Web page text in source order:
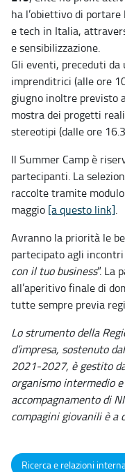
ha l’obiettivo di
e tech in Italia,
e sensibilizzazione.
Gli eventi, preceduti
imprenditrici (alle ore
giugno inoltre previsto
mostra dei progetti
stereotipi (dalle ore
Il Summer Camp è
partecipanti. La
raccolte tramite
maggio [a questo link].
Avranno la priorità le
partecipato agli
con il tuo business”. La
all’aperitivo finale di
tutte sempre previa
Lo strumento della
d’impresa, sostenuto
2021-2027, è gestito
organismo intermedio
accompagnamento di
compagini giovanili è a
Ricerca e relazioni